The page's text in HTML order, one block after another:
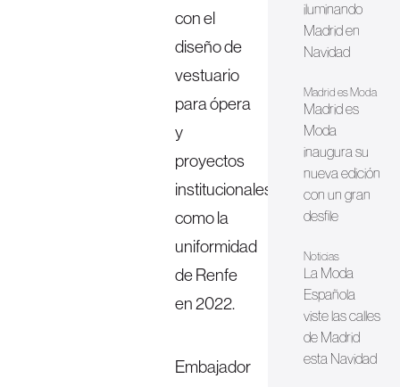
con el
diseño de
vestuario
para ópera
y
proyectos
institucionales,
como la
uniformidad
de Renfe
en 2022.
Embajador
iluminando
Madrid en
Navidad
Madrid es Moda
Madrid es
Moda
inaugura su
nueva edición
con un gran
desfile
Noticias
La Moda
Española
viste las calles
de Madrid
esta Navidad